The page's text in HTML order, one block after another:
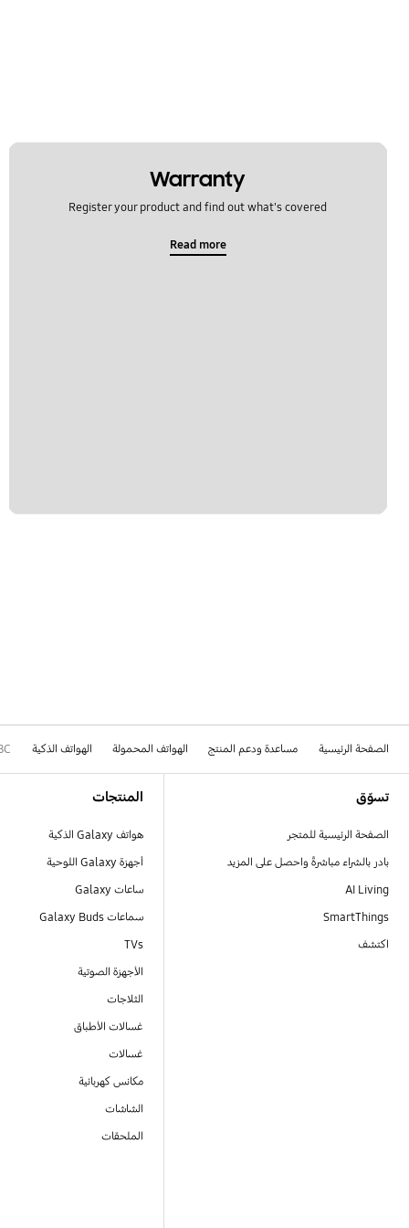
Warranty
Register your product and find out what's covered
Read more
الصفحة الرئيسية مساعدة ودعم المنتج الهواتف المحمولة الهواتف الذكية
تسوّق
الصفحة الرئيسية للمتجر
بادر بالشراء مباشرةً واحصل على المزيد
AI Living
SmartThings
اكتشف
المنتجات
هواتف Galaxy الذكية
أجهزة Galaxy اللوحية
ساعات Galaxy
سماعات Galaxy Buds
TVs
الأجهزة الصوتية
الثلاجات
غسالات الأطباق
غسالات
مكانس كهربائية
الشاشات
الملحقات